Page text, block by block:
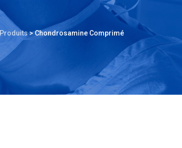
Produits>Chondrosamine Comprimé